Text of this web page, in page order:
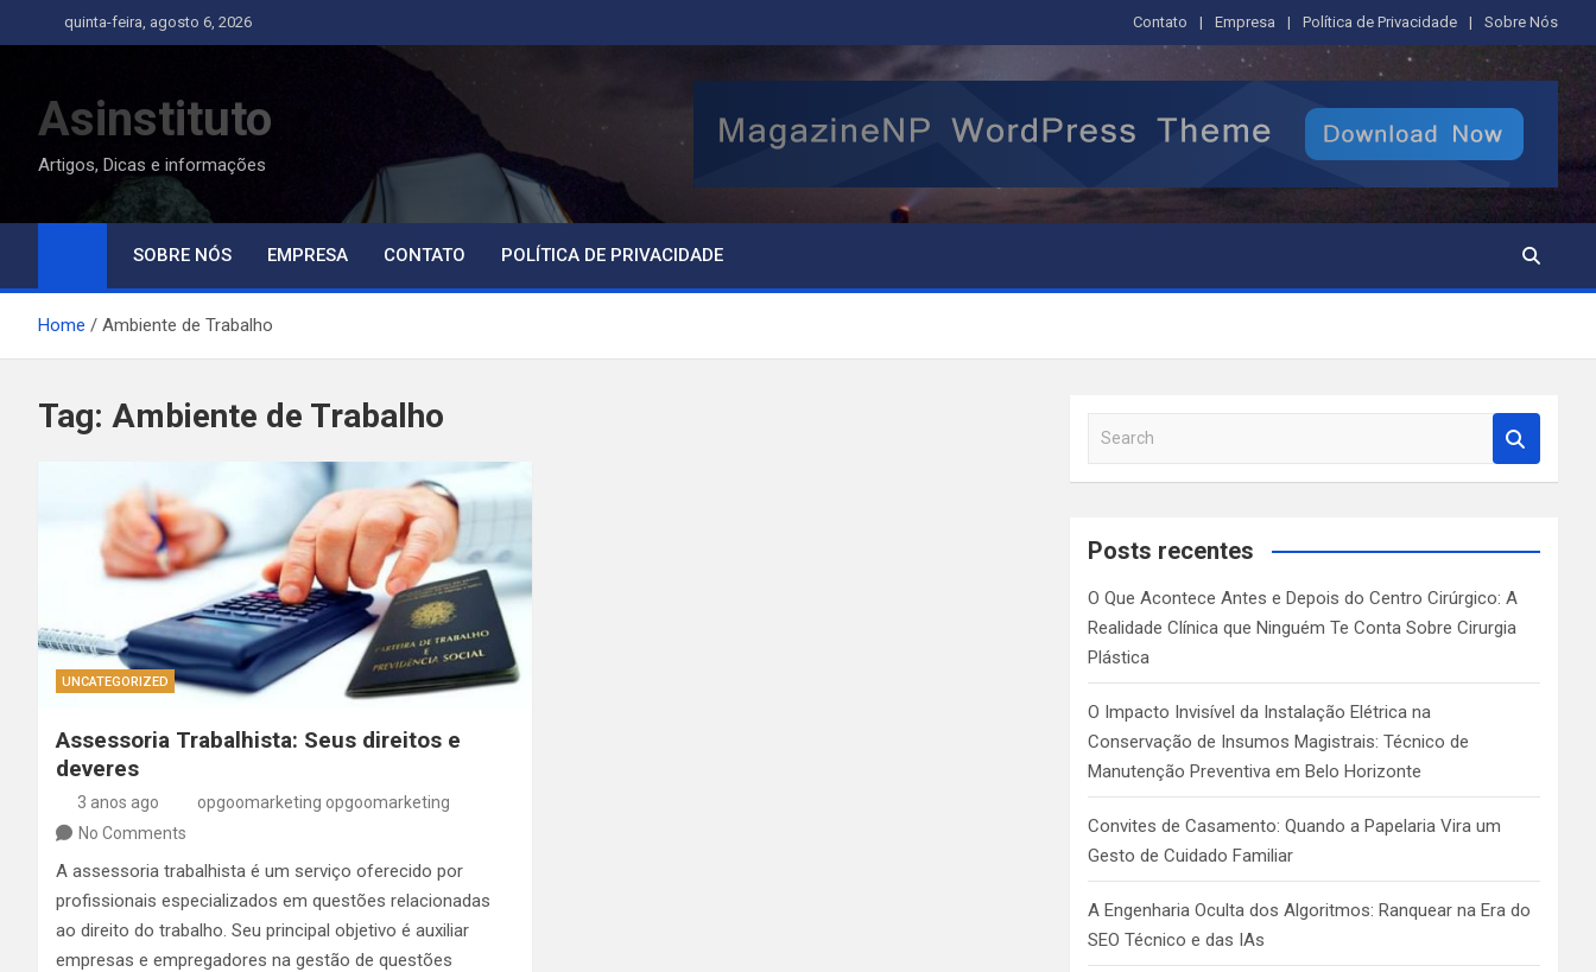
to
quinta-feira, agosto 6, 2026 Contato Empresa Política de Privacidade Sobre Nós
Asinstituto
Artigos, Dicas e informações
SOBRE NÓS EMPRESA CONTATO POLÍTICA DE PRIVACIDADE
Home Ambiente de Trabalho
Tag: Ambiente de Trabalho
UNCATEGORIZED
Assessoria Trabalhista: Seus direitos e
deveres
3 anos ago
opgoomarketing opgoomarketing
No Comments
A assessoria trabalhista é um serviço oferecido por
profissionais especializados em questões relacionadas
ao direito do trabalho. Seu principal objetivo é auxiliar
empresas e empregadores na gestão de questões
a
c
Posts recentes
O Que Acontece Antes e Depois do Centro Cirúrgico: A
Realidade Clínica que Ninguém Te Conta Sobre Cirurgia
Plástica
O Impacto Invisível da Instalação Elétrica na
Conservação de Insumos Magistrais: Técnico de
Manutenção Preventiva em Belo Horizonte
Convites de Casamento: Quando a Papelaria Vira um
Gesto de Cuidado Familiar
A Engenharia Oculta dos Algoritmos: Ranquear na Era do
SEO Técnico e das IAs